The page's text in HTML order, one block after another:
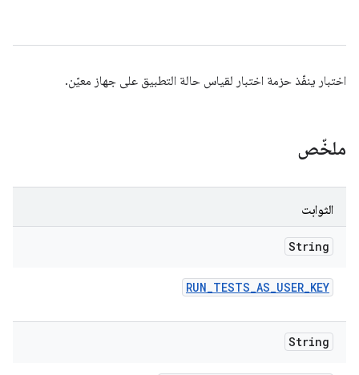
اختبار ينفّذ حزمة اختبار لقياس حالة التطبيق على جهاز معيّن.
ملخّص
الثوابت
String
RUN_TESTS_AS_USER_KEY
String